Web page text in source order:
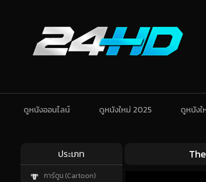
ดูหนังออนไลน์ ดูหนังใหม่ 2025 ดูหนัง
ประเภท
การ์ตูน (Cartoon)